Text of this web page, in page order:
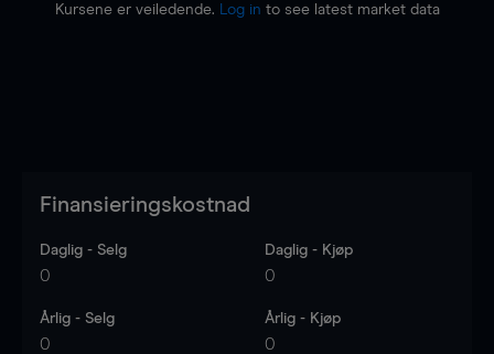
Kursene er veiledende. Log in to see latest market data
Finansieringskostnad
Daglig - Selg
0
Daglig - Kjøp
0
Årlig - Selg
0
Årlig - Kjøp
0